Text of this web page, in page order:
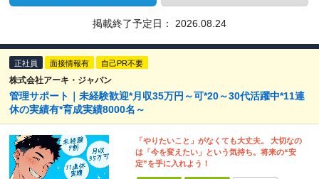
掲載終了予定日： 2026.08.24
正社員 面接情報有 自己PR不要
株式会社アーキ・ジャパン
管理サポート｜未経験歓迎*月収35万円～可*20～30代活躍中*11連
休の実績有*育成実績8000名～
「やりたいこと」がなくても大丈夫。 大切なの
は「今を変えたい」という気持ち。将来の“安
定”を手に入れよう！